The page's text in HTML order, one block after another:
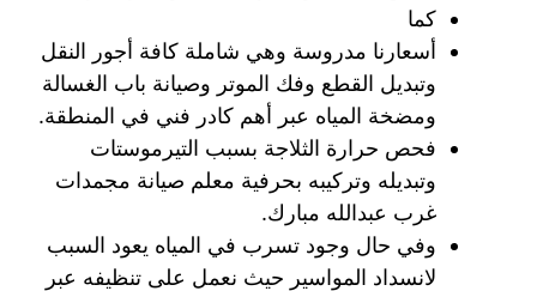
كما
أسعارنا مدروسة وهي شاملة كافة أجور النقل
وتبديل القطع وفك الموتر وصيانة باب الغسالة
ومضخة المياه عبر أهم كادر فني في المنطقة.
فحص حرارة الثلاجة بسبب التيرموستات
وتبديله وتركيبه بحرفية معلم صيانة مجمدات
غرب عبدالله مبارك.
وفي حال وجود تسرب في المياه يعود السبب
لانسداد المواسير حيث نعمل على تنظيفه عبر